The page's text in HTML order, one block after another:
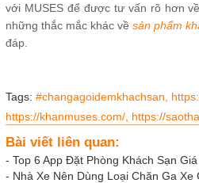
với MUSES để được tư vấn rõ hơn
những thắc mắc khác về sản phẩm
đáp.
Tags: #changagoidemkhachsan,
https://khanmuses.com/, https://
Bài viết liên quan:
- Top 6 App Đặt Phòng Khách Sạn
- Nhà Xe Nên Dùng Loại Chăn Ga